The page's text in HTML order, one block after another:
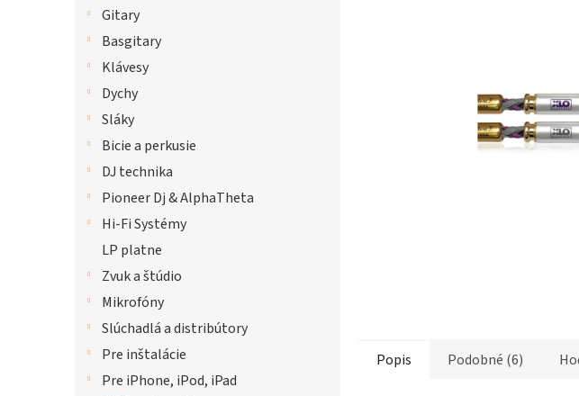
Gitary
Basgitary
Klávesy
Dychy
Sláky
Bicie a perkusie
DJ technika
Pioneer Dj & AlphaTheta
Hi-Fi Systémy
LP platne
Zvuk a štúdio
Mikrofóny
Slúchadlá a distribútory
Pre inštalácie
Pre iPhone, iPod, iPad
Popis Podobné (6)